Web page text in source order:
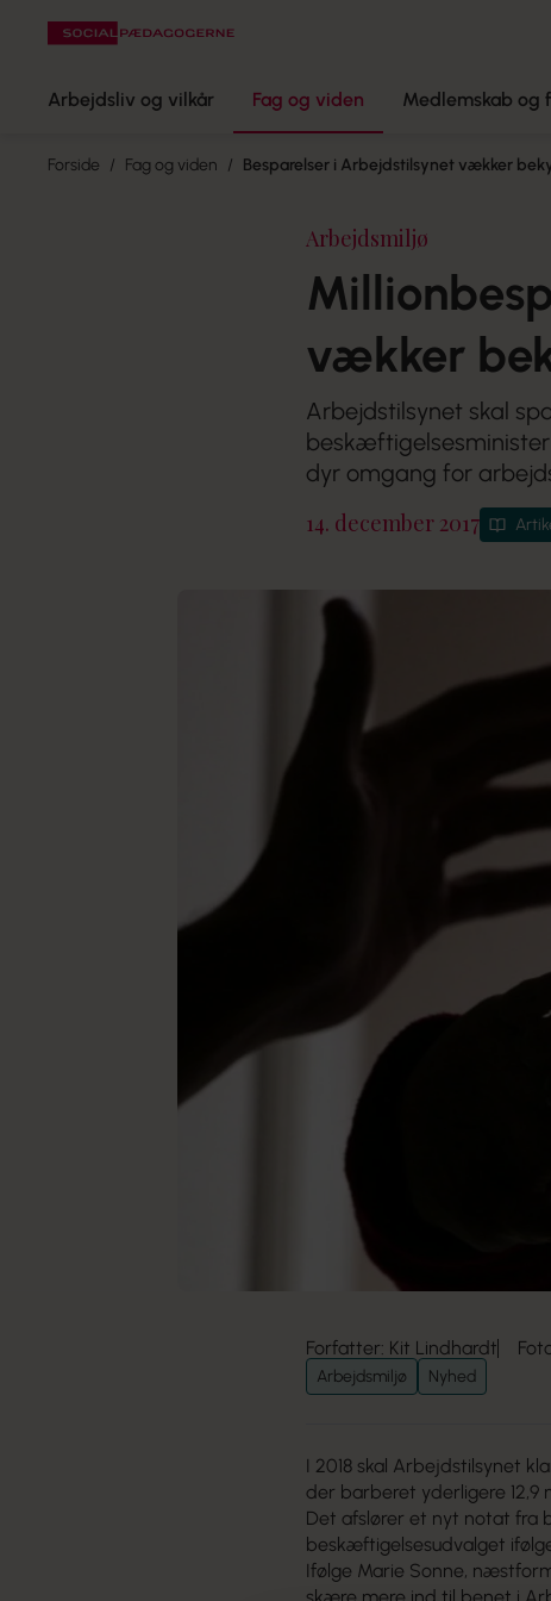
Arbejdsliv og vilkår Fag og viden Medlemskab og
Forside Fag og viden Besparelser i Arbejdstilsynet vækker
Arbejdsmiljø
vækker
Arbejdstilsynet skal
beskæftigelsesminister
dyr omgang for
14. december 2017
Forfatter: Kit Lindhardt
Arbejdsmiljø Nyhed
I 2018 skal Arbejdstilsynet
der barberet yderligere 12,9
Det afslører et nyt notat fra
beskæftigelsesudvalget
Ifølge Marie Sonne,